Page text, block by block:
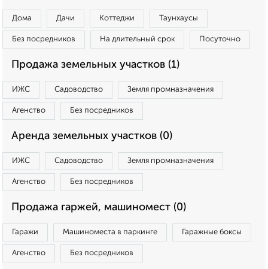
Дома Дачи Коттеджи Таунхаусы
Без посредников На длительный срок Посуточно
Продажа земельных участков (1)
ИЖС Садоводство Земля промназначения
Агенство Без посредников
Аренда земельных участков (0)
ИЖС Садоводство Земля промназначения
Агенство Без посредников
Продажа гаржей, машиномест (0)
Гаражи Машиноместа в паркинге Гаражные боксы
Агенство Без посредников